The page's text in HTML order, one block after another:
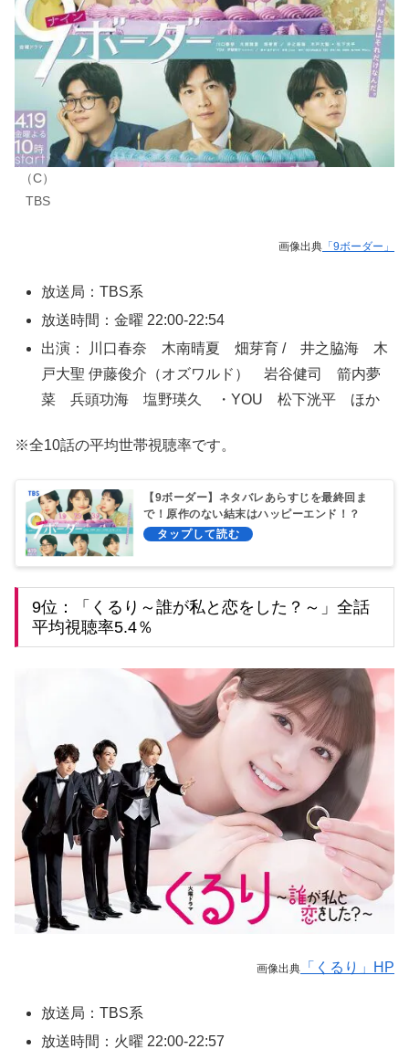
（C）
TBS
画像出典 「9ボーダー」
放送局：TBS系
放送時間：金曜 22:00-22:54
出演： 川口春奈 木南晴夏 畑芽育 / 井之脇海 木
戸大聖 伊藤俊介（オズワルド） 岩谷健司 箭内夢
菜 兵頭功海 塩野瑛久 ・YOU 松下洸平 ほか
※全10話の平均世帯視聴率です。
【9ボーダー】ネタバレあらすじを最終回ま
で！原作のない結末はハッピーエンド！？
9位：「くるり～誰が私と恋をした？～」全話
平均視聴率5.4％
画像出典 「くるり」HP
放送局：TBS系
放送時間：火曜 22:00-22:57